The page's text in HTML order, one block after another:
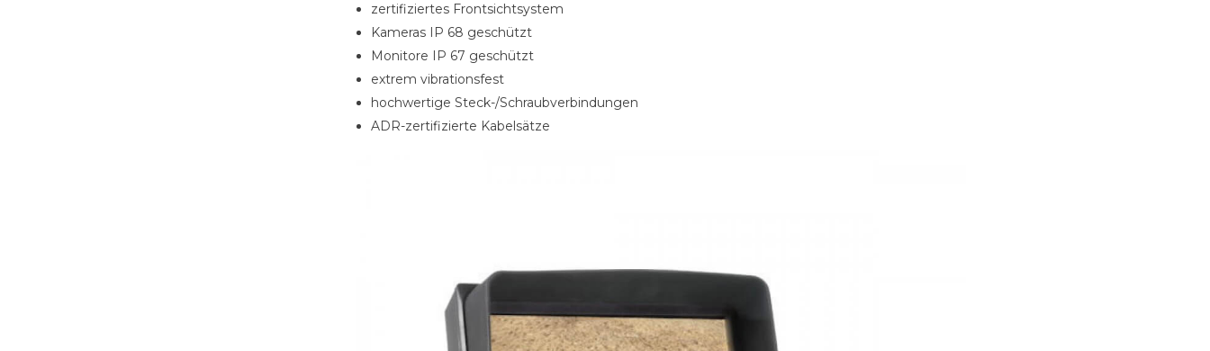
zertifiziertes Frontsichtsystem
Kameras IP 68 geschützt
Monitore IP 67 geschützt
extrem vibrationsfest
hochwertige Steck-/Schraubverbindungen
ADR-zertifizierte Kabelsätze